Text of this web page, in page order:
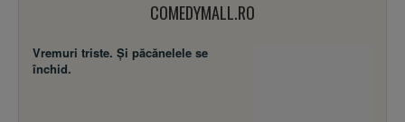
COMEDYMALL.RO
Vremuri triste. Şi păcănelele se
închid.